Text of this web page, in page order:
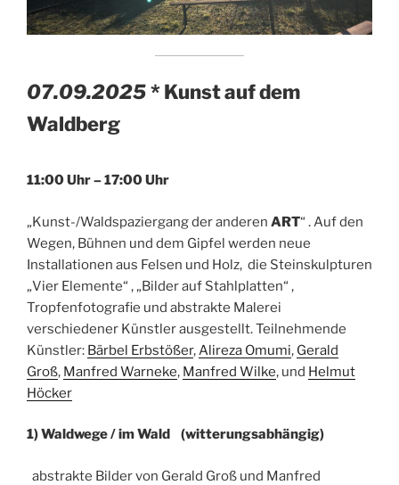
07.09.2025* Kunst auf dem
Waldberg
11:00 Uhr – 17:00 Uhr
„Kunst-/Waldspaziergang der anderen ART“ . Auf den
Wegen, Bühnen und dem Gipfel werden neue
Installationen aus Felsen und Holz, die Steinskulpturen
„Vier Elemente“ , „Bilder auf Stahlplatten“ ,
Tropfenfotografie und abstrakte Malerei
verschiedener Künstler ausgestellt. Teilnehmende
Künstler: Bärbel Erbstößer,Alireza Omumi, Gerald
Groß, Manfred Warneke, Manfred Wilke, und Helmut
Höcker
1) Waldwege / im Wald (witterungsabhängig)
abstrakte Bilder von Gerald Groß und Manfred